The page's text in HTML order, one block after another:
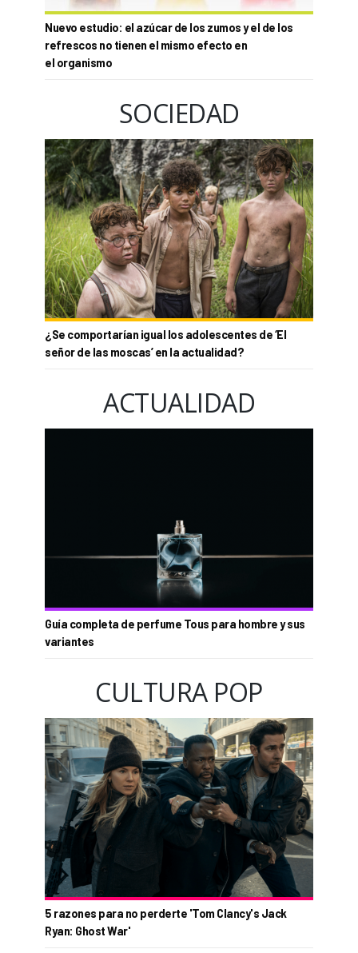
Nuevo estudio: el azúcar de los zumos y el de los
refrescos no tienen el mismo efecto en
el organismo
SOCIEDAD
¿Se comportarían igual los adolescentes de ‘El
señor de las moscas’ en la actualidad?
ACTUALIDAD
Guía completa de perfume Tous para hombre y sus
variantes
CULTURA POP
5 razones para no perderte 'Tom Clancy's Jack
Ryan: Ghost War'